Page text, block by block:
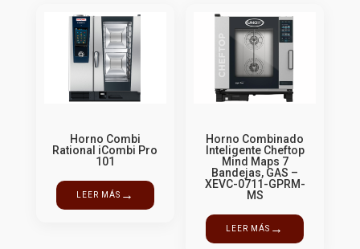
Horno Combi
Rational iCombi Pro
101
LEER MÁS →
Horno Combinado
Inteligente Cheftop
Mind Maps 7
Bandejas, GAS –
XEVC-0711-GPRM-
MS
LEER MÁS →